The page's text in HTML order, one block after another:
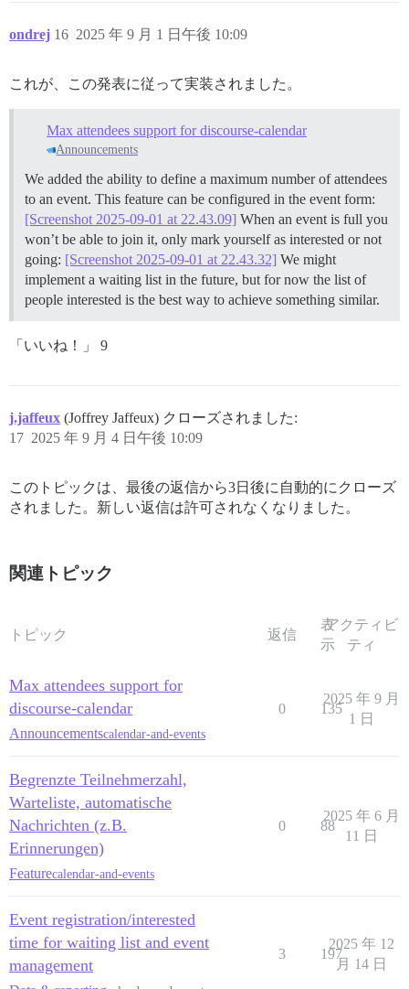
ondrej 2025 年 9 月 1 日午後 10:09
16
これが、この発表に従って実装されました。
Max attendees support for discourse-calendar
Announcements
We added the ability to define a maximum number of attendees
to an event. This feature can be configured in the event form:
[Screenshot 2025-09-01 at 22.43.09] When an event is full you
won’t be able to join it, only mark yourself as interested or not
going: [Screenshot 2025-09-01 at 22.43.32] We might
implement a waiting list in the future, but for now the list of
people interested is the best way to achieve something similar.
「いいね！」 9
j.jaffeux (Joffrey Jaffeux) クローズされました:
2025 年 9 月 4 日午後 10:09
17
このトピックは、最後の返信から3日後に自動的にクローズ
されました。新しい返信は許可されなくなりました。
関連トピック
トピック 返信
表
示
アクティビ
ティ
Max attendees support for
discourse-calendar
Announcementscalendar-and-events
0 135
2025 年 9 月
1 日
Begrenzte Teilnehmerzahl,
Warteliste, automatische
Nachrichten (z.B.
Erinnerungen)
Featurecalendar-and-events
0 88
2025 年 6 月
11 日
Event registration/interested
time for waiting list and event
management
3 197
2025 年 12
月 14 日